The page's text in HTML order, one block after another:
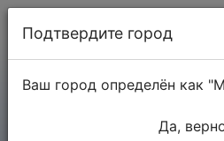
Подтвердите город
Ваш город определён как
Да,